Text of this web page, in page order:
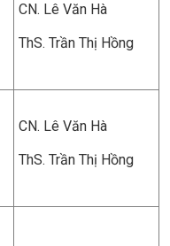
CN. Lê Văn Hà
ThS. Trần Thị Hồng
CN. Lê Văn Hà
ThS. Trần Thị Hồng